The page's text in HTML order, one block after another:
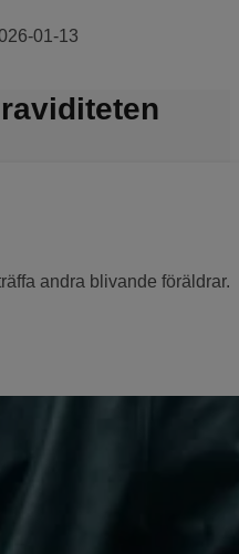
01-13
andra blivande föräldrar.